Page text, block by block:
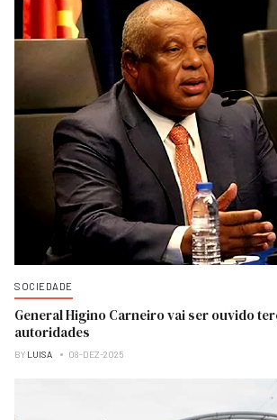
SOCIEDADE
General Higino Carneiro vai ser ouvido
autoridades
BY LUISA 08-DEZ-2025